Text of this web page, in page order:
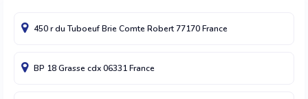
450 r du TuboeufBrie Comte Robert77170France
BP 18Grasse cdx06331France